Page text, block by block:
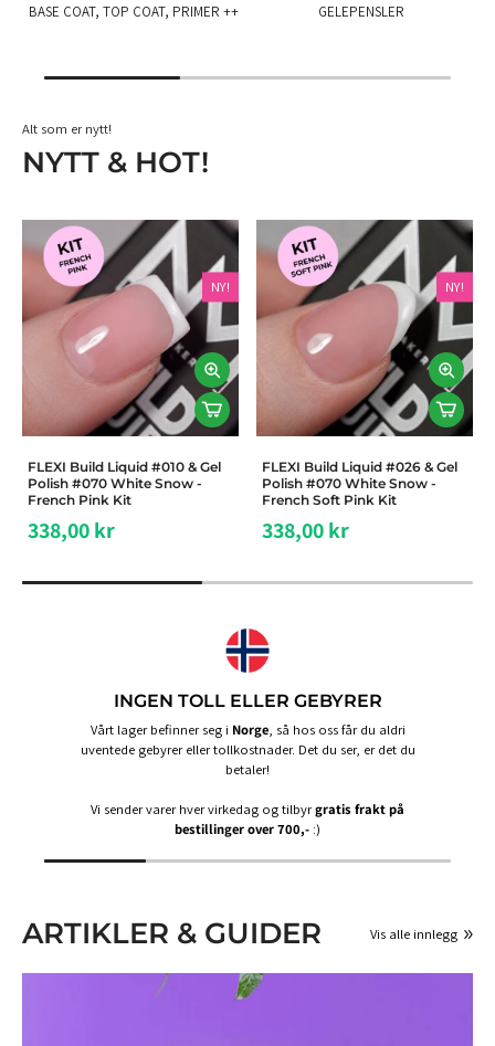
BASE COAT, TOP COAT, PRIMER ++ GELEPENSLER
Alt som er nytt!
NYTT & HOT!
NY!
FLEXI Build Liquid #010 & Gel
Polish #070 White Snow -
French Pink Kit
338,00 kr
NY!
FLEXI Build Liquid #026 & Gel
Polish #070 White Snow -
French Soft Pink Kit
338,00 kr
INGEN TOLL ELLER GEBYRER
Vårt lager befinner seg i Norge, så hos oss får du aldri
uventede gebyrer eller tollkostnader. Det du ser, er det du
betaler!
Vi sender varer hver virkedag og tilbyrgratis frakt på
bestillinger over 700,- :)
ARTIKLER & GUIDER Vis alle innlegg